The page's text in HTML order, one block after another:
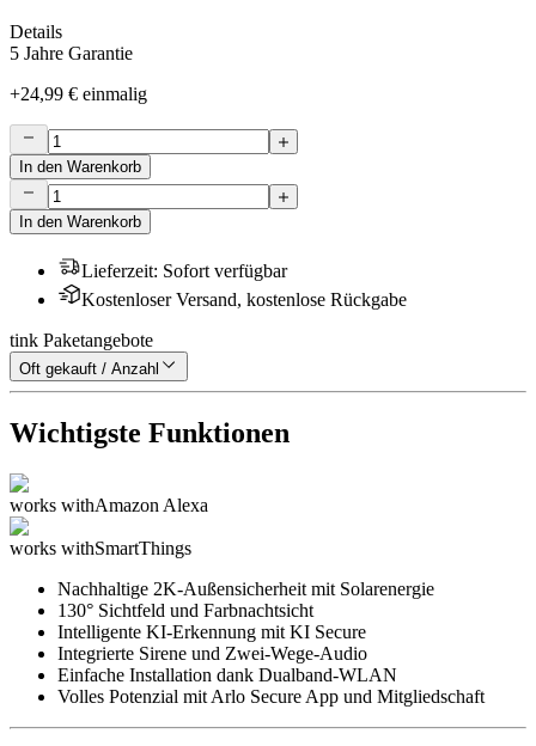
Details
5 Jahre Garantie
+24,99 € einmalig
In den Warenkorb
In den Warenkorb
Lieferzeit: Sofort verfügbar
Kostenloser Versand, kostenlose Rückgabe
tink Paketangebote
Oft gekauft / Anzahl
Wichtigste Funktionen
works withAmazon Alexa
works withSmartThings
Nachhaltige 2K-Außensicherheit mit Solarenergie
130° Sichtfeld und Farbnachtsicht
Intelligente KI-Erkennung mit KI Secure
Integrierte Sirene und Zwei-Wege-Audio
Einfache Installation dank Dualband-WLAN
Volles Potenzial mit Arlo Secure App und Mitgliedschaft